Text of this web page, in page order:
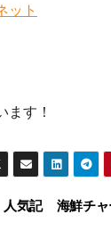
ット
ます！
海鮮チ
気記